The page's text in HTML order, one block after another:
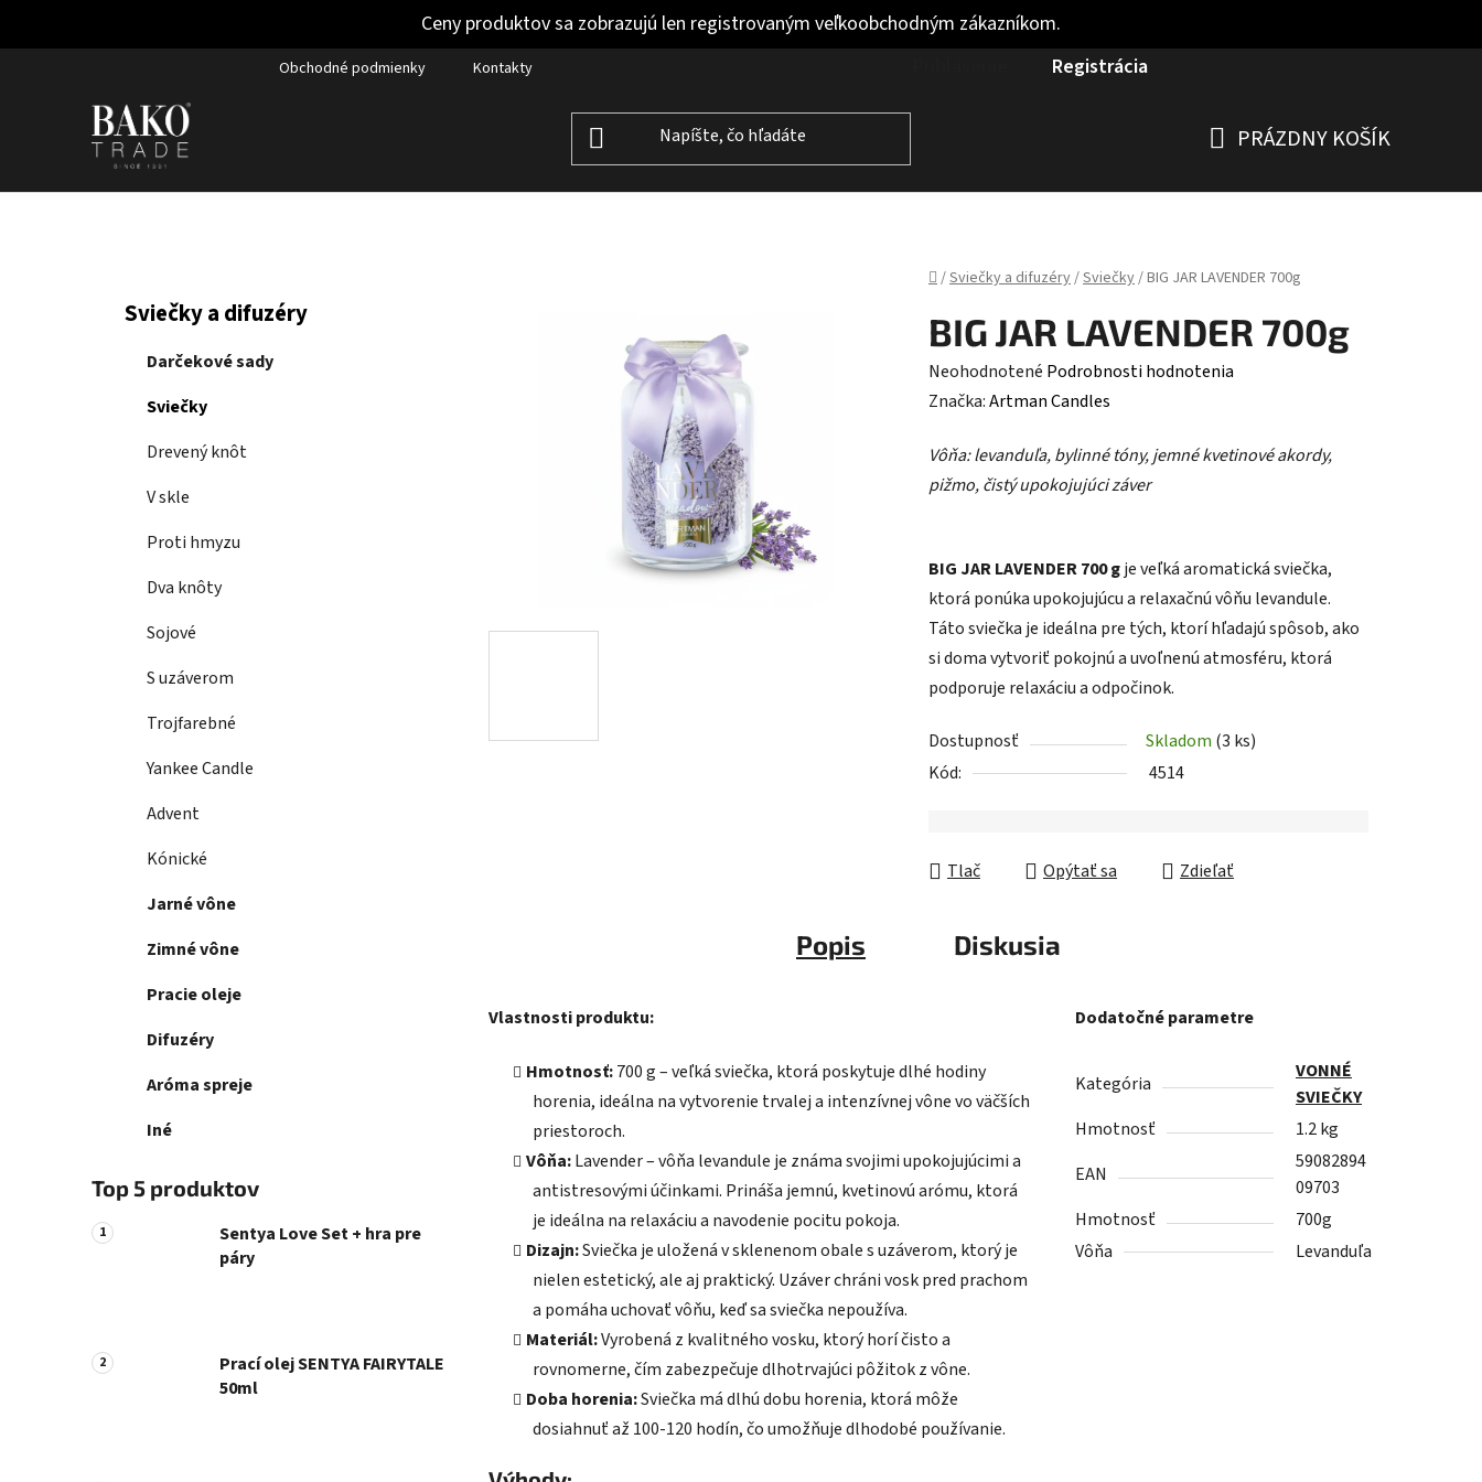
Ceny produktov sa zobrazujú len registrovaným veľkoobchodným zákazníkom.
Obchodné podmienky Kontakty Registrácia
PRÁZDNY KOŠÍK
Domov
/Sviečky a difuzéry/Sviečky/BIG JAR LAVENDER 700g
Preskočiť
kategórie
Sviečky a difuzéry
Darčekové sady
Sviečky
Drevený knôt
V skle
Proti hmyzu
Dva knôty
Sojové
S uzáverom
Trojfarebné
Yankee Candle
Advent
Kónické
Jarné vône
Zimné vône
Pracie oleje
Difuzéry
Aróma spreje
Iné
Top 5 produktov
Sentya Love Set + hra pre
páry
Prací olej SENTYA FAIRYTALE
50ml
BIG JAR LAVENDER 700g
Priemerné
hodnotenie
je
0,0
hviezdičiek.
Neohodnotené Podrobnosti hodnotenia
Značka:Artman Candles
Vôňa: levanduľa, bylinné tóny, jemné kvetinové akordy,
pižmo, čistý upokojujúci záver
BIG JAR LAVENDER 700 gje veľká aromatická sviečka,
ktorá ponúka upokojujúcu a relaxačnú vôňu levandule.
Táto sviečka je ideálna pre tých, ktorí hľadajú spôsob, ako
si doma vytvoriť pokojnú a uvoľnenú atmosféru, ktorá
podporuje relaxáciu a odpočinok.
Dostupnosť Skladom (3 ks)
Kód:
4514
Tlač Opýtať sa Zdieľať
Popis Diskusia
Vlastnosti produktu:
Hmotnosť:700 g – veľká sviečka, ktorá poskytuje dlhé hodiny
horenia, ideálna na vytvorenie trvalej a intenzívnej vône vo väčších
priestoroch.
Vôňa:Lavender – vôňa levandule je známa svojimi upokojujúcimi a
antistresovými účinkami. Prináša jemnú, kvetinovú arómu, ktorá
je ideálna na relaxáciu a navodenie pocitu pokoja.
Dizajn:Sviečka je uložená v sklenenom obale s uzáverom, ktorý je
nielen estetický, ale aj praktický. Uzáver chráni vosk pred prachom
a pomáha uchovať vôňu, keď sa sviečka nepoužíva.
Materiál:Vyrobená z kvalitného vosku, ktorý horí čisto a
rovnomerne, čím zabezpečuje dlhotrvajúci pôžitok z vône.
Doba horenia:Sviečka má dlhú dobu horenia, ktorá môže
dosiahnuť až 100-120 hodín, čo umožňuje dlhodobé používanie.
Dodatočné parametre
Kategória
VONNÉ
SVIEČKY
Hmotnosť
1.2 kg
EAN
59082894
09703
Hmotnosť
700g
Vôňa
Levanduľa